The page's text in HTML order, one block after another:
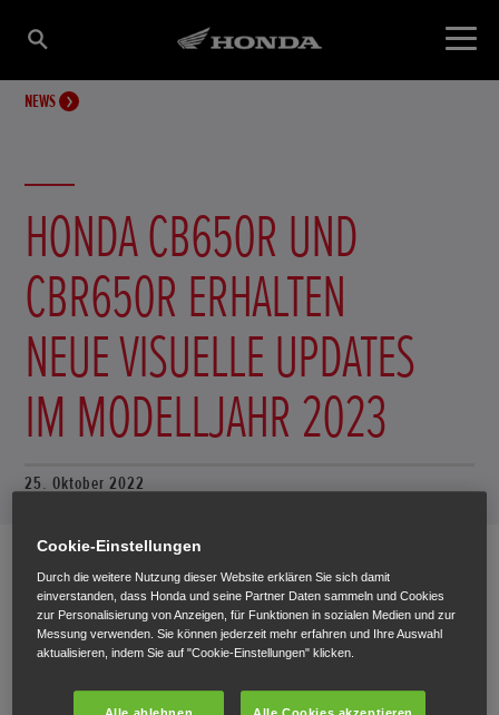
NEWS
HONDA CB650R UND
CBR650R ERHALTEN
NEUE VISUELLE UPDATES
IM MODELLJAHR 2023
25. Oktober 2022
Cookie-Einstellungen
Durch die weitere Nutzung dieser Website erklären Sie sich damit
einverstanden, dass Honda und seine Partner Daten sammeln und Cookies
zur Personalisierung von Anzeigen, für Funktionen in sozialen Medien und zur
Messung verwenden. Sie können jederzeit mehr erfahren und Ihre Auswahl
aktualisieren, indem Sie auf "Cookie-Einstellungen" klicken.